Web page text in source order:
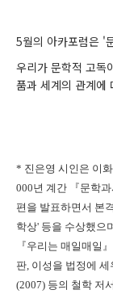
5월의 아카포럼은 '
우리가 문학적 고독
품과 세계의 관계에
* 진은영 시인은 이
000년 계간 『문학
편을 발표하면서 본
학상' 등을 수상했으
『우리는 매일매일
판, 이성을 법정에 세
(2007) 등의 철학 저